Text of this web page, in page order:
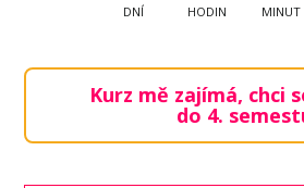
DNÍ HODIN MINUT
Kurz mě zajímá, chci
do 4.